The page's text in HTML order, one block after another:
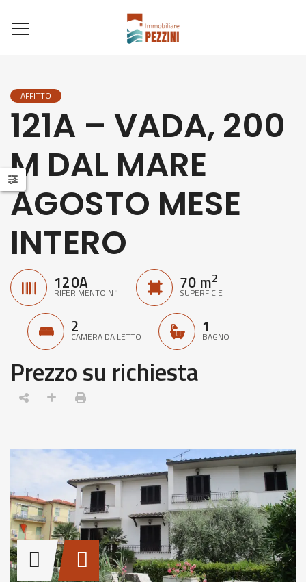
AFFITTO
121A – VADA, 200
M DAL MARE
AGOSTO MESE
INTERO
120A
RIFERIMENTO N° 70 m2
SUPERFICIE
2
CAMERA DA LETTO 1
BAGNO
Prezzo su richiesta